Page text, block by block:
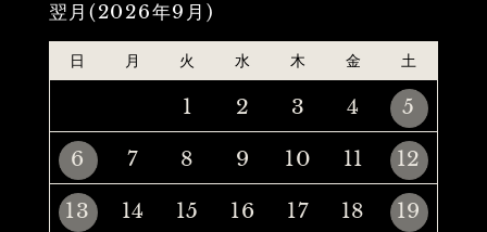
翌月(2026年9月)
日 月 火 水 木 金 土
1 2 3 4
5
6
7 8 9 10 11
12
13
14 15 16 17 18
19